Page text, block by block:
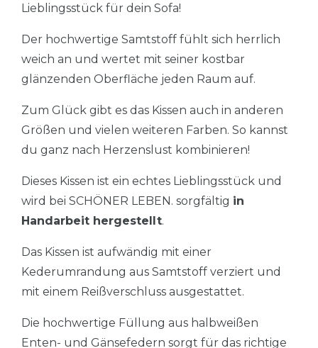
Lieblingsstück für dein Sofa!
Der hochwertige Samtstoff fühlt sich herrlich
weich an und wertet mit seiner kostbar
glänzenden Oberfläche jeden Raum auf.
Zum Glück gibt es das Kissen auch in anderen
Größen und vielen weiteren Farben. So kannst
du ganz nach Herzenslust kombinieren!
Dieses Kissen ist ein echtes Lieblingsstück und
wird bei SCHÖNER LEBEN. sorgfältig in
Handarbeit hergestellt.
Das Kissen ist aufwändig mit einer
Kederumrandung aus Samtstoff verziert und
mit einem Reißverschluss ausgestattet.
Die hochwertige Füllung aus halbweißen
Enten- und Gänsefedern sorgt für das richtige